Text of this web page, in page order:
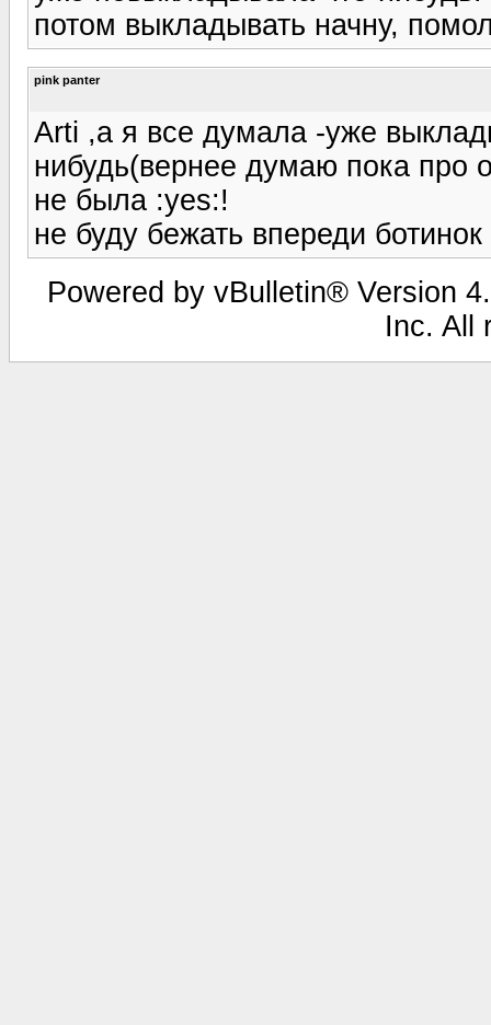
потом выкладывать начну,
pink panter
Arti ,а я все думала -уже
нибудь(вернее думаю пока про
не была :yes:!
не буду бежать впереди ботинок
Powered by vBulletin® Version
Inc. All